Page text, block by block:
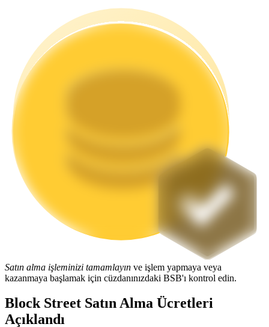
Staking
Launchpool
Popüler token'lar kazanmak için esnek staking
Satın alma işleminizi tamamlayın ve işlem yapmaya veya
kazanmaya başlamak için cüzdanınızdaki BSB'ı kontrol edin.
Block Street Satın Alma Ücretleri
Açıklandı